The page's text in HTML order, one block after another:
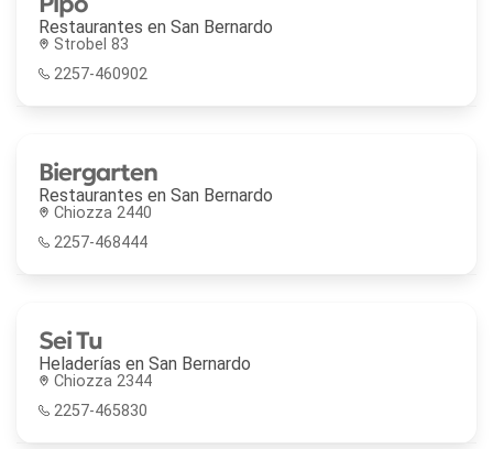
Restaurantes en San Bernardo
Strobel 83
2257-460902
Biergarten
Restaurantes en San Bernardo
Chiozza 2440
2257-468444
Sei Tu
Heladerías en San Bernardo
Chiozza 2344
2257-465830